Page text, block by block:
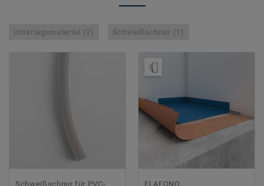
Unterlagsmaterial (2) Schweißschnur (1)
Schweißschnur für PVC- ELAFONO